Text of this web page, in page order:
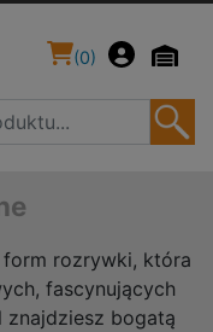
(0)
rozrywki, która
fascynujących
znajdziesz bogatą